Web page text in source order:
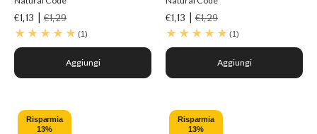
€1,13 | €1,29
(1)
Aggiungi
€1,13 | €1,29
(1)
Aggiungi
Risparmia
13%
Risparmia
13%